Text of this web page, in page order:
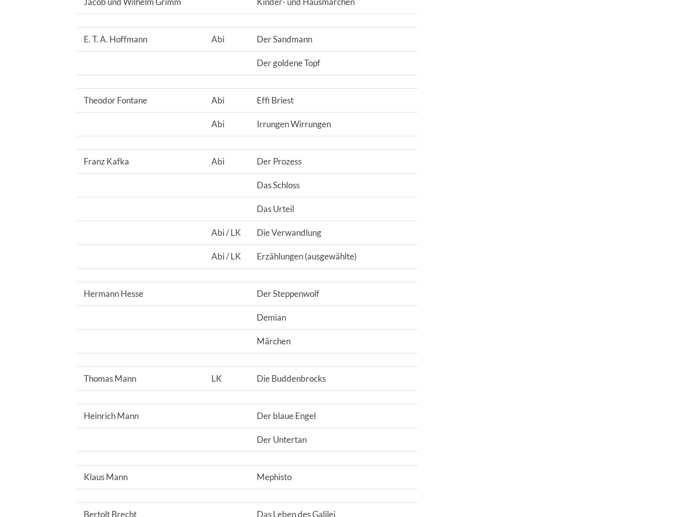
E. T. A. Hoffmann Abi Der Sandmann
Der goldene Topf
Theodor Fontane Abi Effi Briest
Abi Irrungen Wirrungen
Franz Kafka Abi Der Prozess
Das Schloss
Das Urteil
Abi / LK Die Verwandlung
Abi / LK Erzählungen (ausgewählte)
Hermann Hesse Der Steppenwolf
Demian
Märchen
Thomas Mann LK Die Buddenbrocks
Heinrich Mann Der blaue Engel
Der Untertan
Klaus Mann Mephisto
Bertolt Brecht Das Leben des Galilei